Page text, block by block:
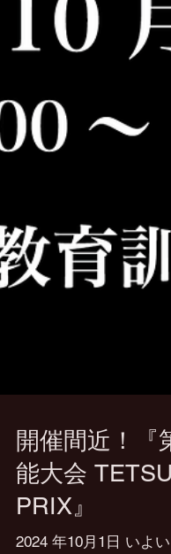
開催間近！『